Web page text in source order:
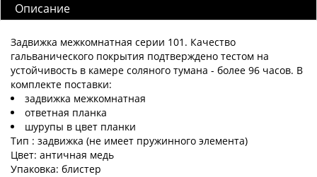
Описание
Задвижка межкомнатная серии 101. Качество
гальванического покрытия подтверждено тестом на
устойчивость в камере соляного тумана - более 96 часов. В
комплекте поставки:
задвижка межкомнатная
ответная планка
шурупы в цвет планки
Тип : задвижка (не имеет пружинного элемента)
Цвет: античная медь
Упаковка: блистер